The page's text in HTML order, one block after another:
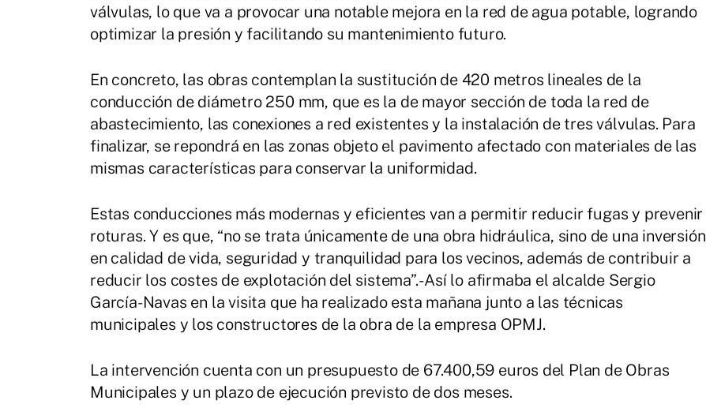
válvulas, lo que va a provocar una notable mejora en la red de agua potable, logrando
optimizar la presión y facilitando su mantenimiento futuro.
En concreto, las obras contemplan la sustitución de 420 metros lineales de la
conducción de diámetro 250 mm, que es la de mayor sección de toda la red de
abastecimiento, las conexiones a red existentes y la instalación de tres válvulas. Para
finalizar, se repondrá en las zonas objeto el pavimento afectado con materiales de las
mismas características para conservar la uniformidad.
Estas conducciones más modernas y eficientes van a permitir reducir fugas y prevenir
roturas. Y es que, “no se trata únicamente de una obra hidráulica, sino de una inversión
en calidad de vida, seguridad y tranquilidad para los vecinos, además de contribuir a
reducir los costes de explotación del sistema”.- Así lo afirmaba el alcalde Sergio
García-Navas en la visita que ha realizado esta mañana junto a las técnicas
municipales y los constructores de la obra de la empresa OPMJ.
La intervención cuenta con un presupuesto de 67.400,59 euros del Plan de Obras
Municipales y un plazo de ejecución previsto de dos meses.